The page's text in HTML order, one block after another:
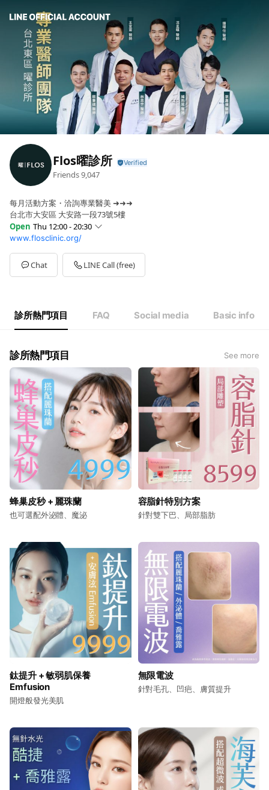
Flos曜診所
Friends9,047
每月活動方案・洽詢專業醫美 ➜➜➜
台北市大安區 大安路一段73號5樓
Open Thu 12:00 - 20:30
Sun11:00 - 19:00
Mon12:00 - 20:30
Tue12:00 - 20:30
Wed12:00 - 20:30
Sat 11:00 - 19:00
www.flosclinic.org/
Chat LINE Call (free)
診所熱門項目 FAQ Social media Basic info
診所熱門項目 See more
蜂巢皮秒 + 麗珠蘭
也可選配外泌體、魔泌
容脂針特別方案
針對雙下巴、局部脂肪
鈦提升 + 敏弱肌保養
Emfusion
開燈般發光美肌
無限電波
針對毛孔、凹疤、膚質提升